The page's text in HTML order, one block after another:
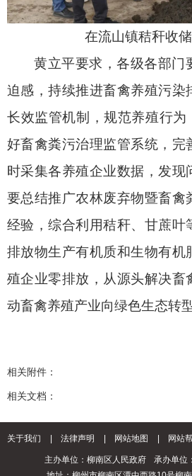
在流山镇秸秆收
黄立平要求，各级各部门
迫感，持续推进畜禽养殖污染
长效监管机制，规范养殖行为
好畜禽粪污治理监管系统，完
时采集各养殖企业数据，发现
要总结推广农林废弃物暨畜禽
经验，综合利用秸秆、甘蔗叶
排放物生产有机质和生物有机
殖企业零排放，从源头解决畜
动畜禽养殖产业向绿色生态转型
相关附件：
相关文档：
关于我们 法律声明 网站地图 网站
主办单位：柳南区人民政府
承办单位